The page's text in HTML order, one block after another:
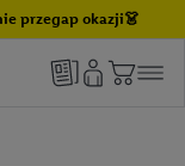
przegap okazji👗